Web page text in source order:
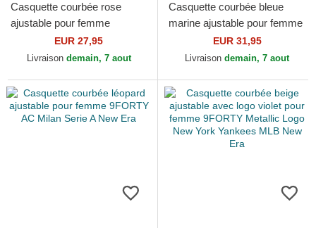
Casquette courbée rose
ajustable pour femme
9TWENTY Washed Mini Los
Angeles Dodgers MLB New
EUR 27,95
Livraison demain, 7 aout
Casquette courbée bleue
marine ajustable pour femme
9TWENTY Denim Stitch Los
Angeles Dodgers MLB...
EUR 31,95
Livraison demain, 7 aout